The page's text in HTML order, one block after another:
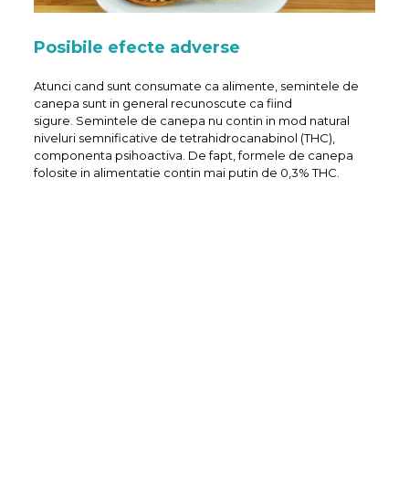
Posibile efecte adverse
Atunci cand sunt consumate ca alimente, semintele de
canepa sunt in general recunoscute ca fiind
sigure. Semintele de canepa nu contin in mod natural
niveluri semnificative de tetrahidrocanabinol (THC),
componenta psihoactiva. De fapt, formele de canepa
folosite in alimentatie contin mai putin de 0,3% THC.